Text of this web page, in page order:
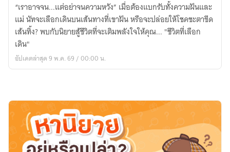
เลือก
เดิน"
“เราอาจจน...แต่อย่าจนความหวัง” เมื่อต้องแบกรับทั้งความฝันและ
แม่ นัทจะเลือกเดินบนเส้นทางที่เขาฝัน หรือจะปล่อยให้โชคชะตาขีด
เส้นทิ้ง? พบกับนิยายสู้ชีวิตที่จะเติมพลังใจให้คุณ... "ชีวิตที่เลือก
เดิน"
อัปเดตล่าสุด 9 พ.ค. 69 / 00:00 น.